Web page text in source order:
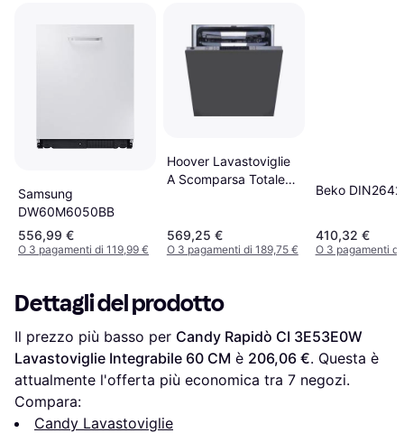
Samsung
DW60M6050BB
556,99 €
O 3 pagamenti di 119,99 €
Hoover Lavastoviglie
A Scomparsa Totale
569,25 €
O 3 pagamenti di 189,75 €
Beko
410,32 €
O 3 pagamenti
Dettagli del prodotto
Il prezzo più basso per Candy Rapidò CI 3E53E0W
Lavastoviglie Integrabile 60 CM è 206,06 €. Questa è
attualmente l'offerta più economica tra 7 negozi.
Compara:
Candy Lavastoviglie